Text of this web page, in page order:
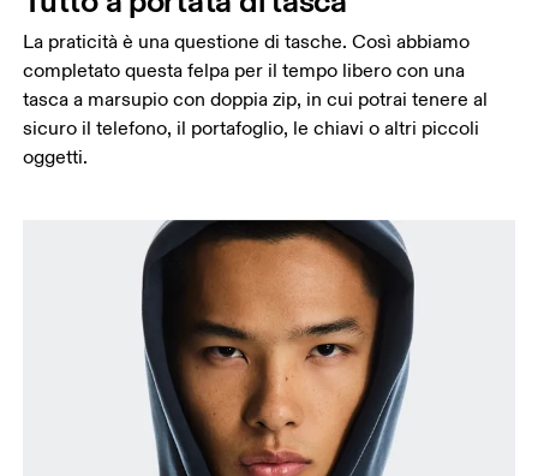
La praticità è una questione di tasche. Così abbiamo
completato questa felpa per il tempo libero con una
tasca a marsupio con doppia zip, in cui potrai tenere al
sicuro il telefono, il portafoglio, le chiavi o altri piccoli
oggetti.